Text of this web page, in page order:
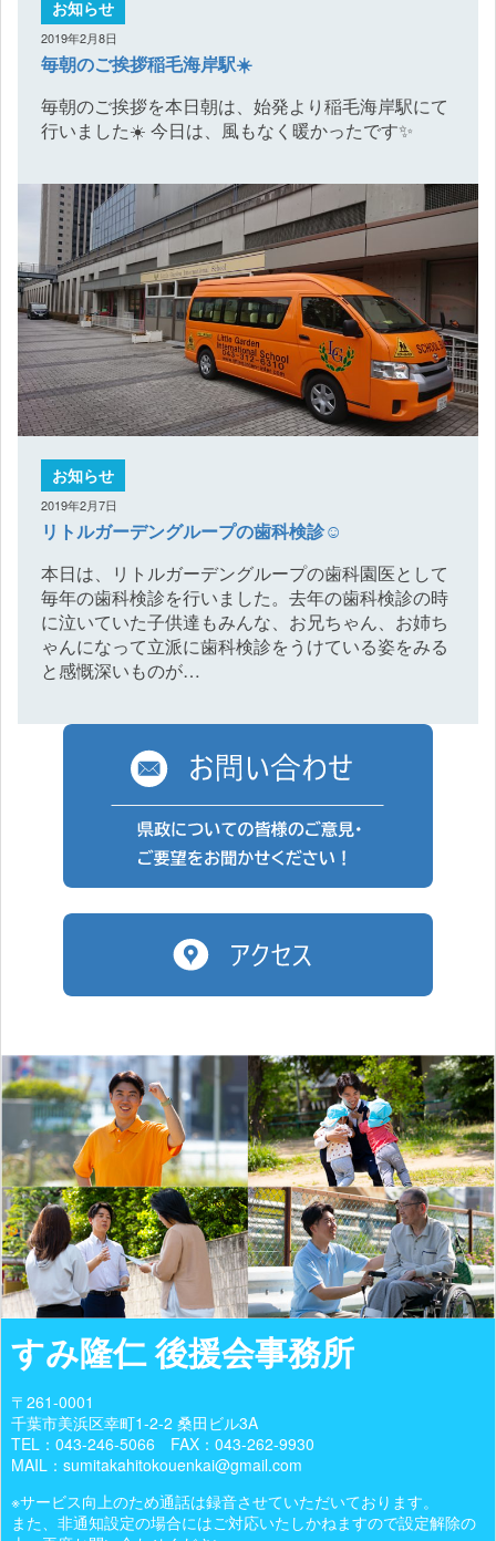
お知らせ
2019年2月8日
毎朝のご挨拶稲毛海岸駅☀️
毎朝のご挨拶を本日朝は、始発より稲毛海岸駅にて
行いました☀️ 今日は、風もなく暖かったです✨
お知らせ
2019年2月7日
リトルガーデングループの歯科検診☺️
本日は、リトルガーデングループの歯科園医として
毎年の歯科検診を行いました。去年の歯科検診の時
に泣いていた子供達もみんな、お兄ちゃん、お姉ち
ゃんになって立派に歯科検診をうけている姿をみる
と感慨深いものが…
すみ隆仁 後援会事務所
〒261-0001
千葉市美浜区幸町1-2-2 桑田ビル3A
TEL： 043-246-5066 FAX：043-262-9930
MAIL：sumitakahitokouenkai@gmail.com
※サービス向上のため通話は録音させていただいております。
また、非通知設定の場合にはご対応いたしかねますので設定解除の